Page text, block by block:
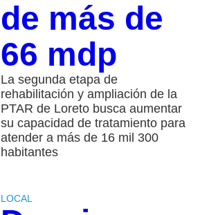
de más de
66 mdp
La segunda etapa de
rehabilitación y ampliación de la
PTAR de Loreto busca aumentar
su capacidad de tratamiento para
atender a más de 16 mil 300
habitantes
LOCAL